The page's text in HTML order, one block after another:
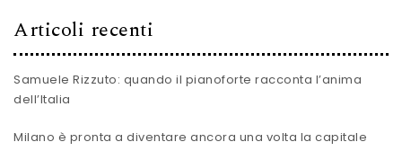
Articoli recenti
Samuele Rizzuto: quando il pianoforte racconta l’anima
dell’Italia
Milano è pronta a diventare ancora una volta la capitale